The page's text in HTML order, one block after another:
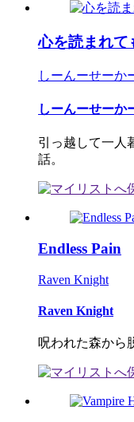
心を読まれて
しーんーせーか
しーんーせーか
引っ越して一人
話。
Endless Pain
Raven Knight
Raven Knight
呪われた森から